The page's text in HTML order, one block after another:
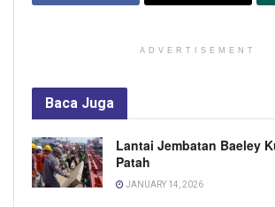
ADVERTISEMENT
Baca Juga
Lantai Jembatan Baeley
Patah
JANUARY 14, 2026